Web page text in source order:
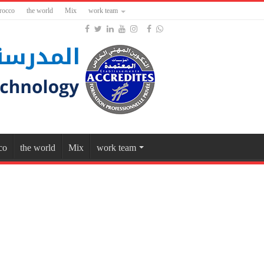
the world Mix work team
the world Mix work team